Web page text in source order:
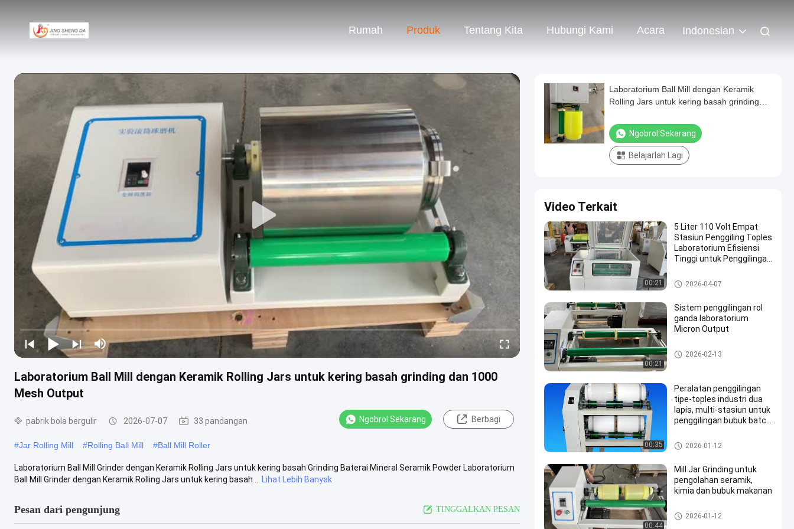
Rumah Produk Tentang Kita Hubungi Kami Acara Indonesian
Laboratorium Ball Mill dengan Keramik Rolling Jars untuk kering basah grinding dan 1000
Mesh Output
pabrik bola bergulir 2026-07-07 33 pandangan Ngobrol Sekarang Berbagi
#Jar Rolling Mill #Rolling Ball Mill #Ball Mill Roller
Laboratorium Ball Mill Grinder dengan Keramik Rolling Jars untuk kering basah Grinding Baterai Mineral Seramik Powder Laboratorium
Ball Mill Grinder dengan Keramik Rolling Jars untuk kering basah ...
Lihat Lebih Banyak
Pesan dari pengunjung TINGGALKAN PESAN
Laboratorium Ball Mill dengan Keramik
Rolling Jars untuk kering basah grinding
Ngobrol Sekarang
Belajarlah Lagi
Video Terkait
00:21
5 Liter 110 Volt Empat
Stasiun Penggiling Toples
Laboratorium Efisiensi
Tinggi untuk Penggilingan
pabrik bola bergulir
2026-04-07
00:21
Sistem penggilingan rol
ganda laboratorium
Micron Output
pabrik bola bergulir
2026-02-13
00:35
Peralatan penggilingan
tipe-toples industri dua
lapis, multi-stasiun untuk
penggilingan bubuk batch
pabrik bola bergulir
2026-01-12
00:44
Mill Jar Grinding untuk
pengolahan seramik,
kimia dan bubuk makanan
pabrik bola bergulir
2026-01-12